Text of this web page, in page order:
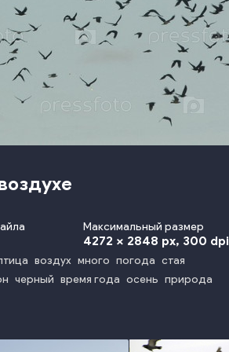
Максимальный размер
4272 x 2848 px, 300 dpi
воздух много погода стая
черный время года осень природа